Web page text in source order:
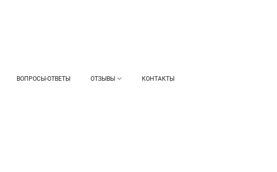
ВОПРОСЫ-ОТВЕТЫ ОТЗЫВЫ КОНТАКТЫ